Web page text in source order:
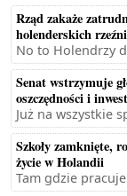
Rząd zakaże
holenderskich
No to Holendrzy
Senat wstrzymuje
oszczędności i
Już na wszystkie
Szkoły zamknięte,
życie w Holandii
Tam gdzie